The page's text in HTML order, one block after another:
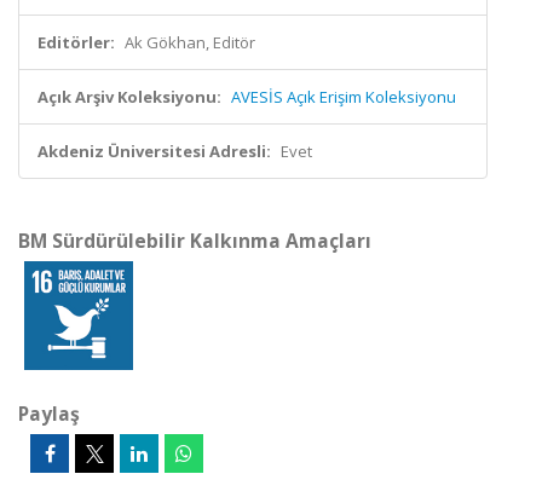
Editörler: Ak Gökhan, Editör
Açık Arşiv Koleksiyonu: AVESİS Açık Erişim Koleksiyonu
Akdeniz Üniversitesi Adresli: Evet
BM Sürdürülebilir Kalkınma Amaçları
Paylaş